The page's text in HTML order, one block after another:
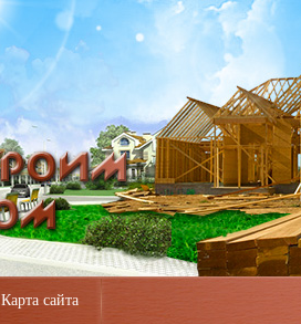
Карта сайта